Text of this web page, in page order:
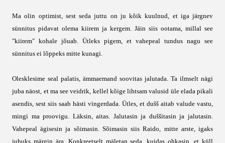
Ma olin optimist, sest seda juttu on ju kõik kuulnud, et iga järgnev
sünnitus pidavat olema kiirem ja kergem. Jäin siis ootama, millal see
"kiirem" kohale jõuab. Ütleks pigem, et vahepeal tundus nagu see
sünnitus ei lõppeks mitte kunagi.
Olesklesime seal palatis, ämmaemand soovitas jalutada. Ta ilmselt nägi
juba näost, et ma see veidrik, kellel kõige lihtsam valusid üle elada pikali
asendis, sest siis saab hästi vingerdada. Ütles, et dušš aitab valude vastu,
mingi ma proovigu. Läksin, aitas. Jalutasin ja duššitasin ja jalutasin.
Vahepeal ägisesin ja sõimasin. Sõimasin siis Raido, mitte arste, igaks